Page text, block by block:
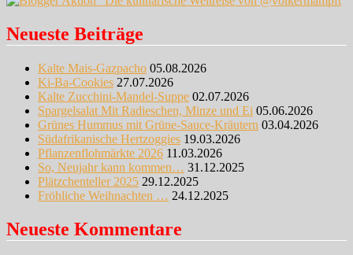
Neueste Beiträge
Kalte Mais-Gazpacho 05.08.2026
Ki-Ba-Cookies 27.07.2026
Kalte Zucchini-Mandel-Suppe 02.07.2026
Spargelsalat Mit Radieschen, Minze und Ei 05.06.2026
Grünes Hummus mit Grüne-Sauce-Kräutern 03.04.2026
Südafrikanische Hertzoggies 19.03.2026
Pflanzenflohmärkte 2026 11.03.2026
So, Neujahr kann kommen… 31.12.2025
Plätzchenteller 2025 29.12.2025
Fröhliche Weihnachten … 24.12.2025
Neueste Kommentare